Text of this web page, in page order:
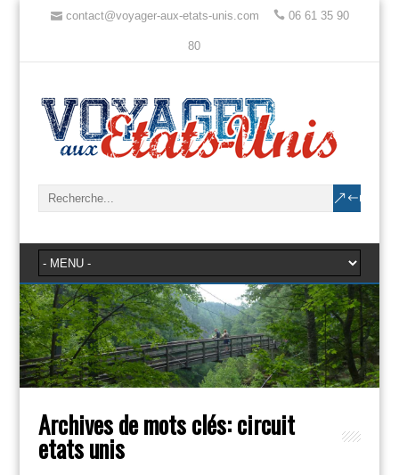
contact@voyager-aux-etats-unis.com 06 61 35 90
80
Archives de mots clés:circuit
etats unis